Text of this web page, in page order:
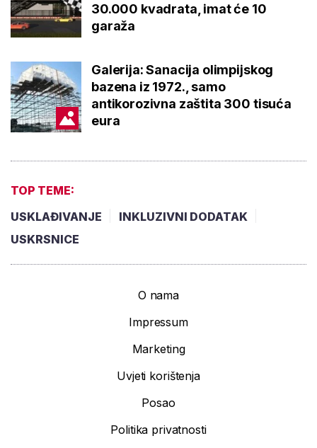
30.000 kvadrata, imat će 10
garaža
Galerija: Sanacija olimpijskog
bazena iz 1972., samo
antikorozivna zaštita 300 tisuća
eura
TOP TEME:
USKLAĐIVANJE
INKLUZIVNI DODATAK
USKRSNICE
O nama
Impressum
Marketing
Uvjeti korištenja
Posao
Politika privatnosti